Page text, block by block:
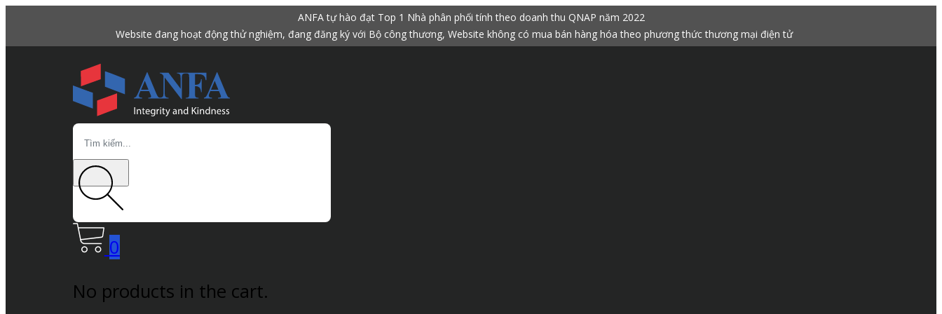
ANFA tự hào đạt Top 1 Nhà phân phối tính theo doanh thu QNAP năm 2022
Website đang hoạt động thử nghiệm, đang đăng ký với Bộ công thương, Website không có mua bán hàng hóa theo phương thức thương mại điện tử
Search
0
No products in the cart.